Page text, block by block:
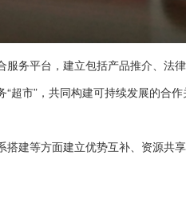
务平台，建立包括产品推介、法
市”，共同构建可持续发展的合作
建等方面建立优势互补、资源共